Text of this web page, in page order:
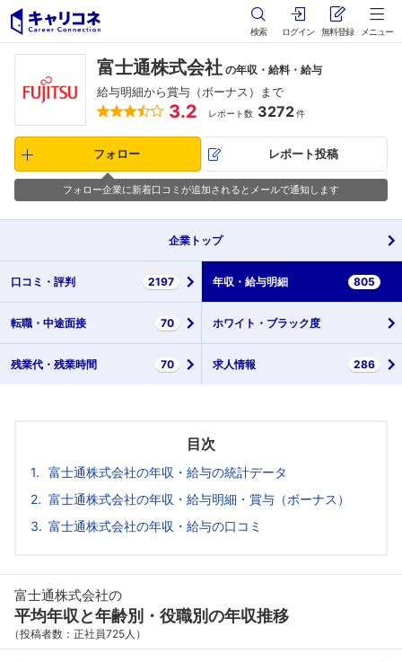
検索 ログイン 無料登録 メニュー
富士通株式会社 の年収・給料・給与
給与明細から賞与（ボーナス）まで
3.2 レポート数 3272件
フォロー レポート投稿
フォロー企業に新着口コミが追加されるとメールで通知します
企業 トップ
口コミ・ 評判 2197 年収・ 給与明細 805
転職・ 中途面接 70 ホワイト・ ブラック度
残業代・ 残業時間 70 求人情報 286
目次
富士通株式会社の年収・給与の統計データ
富士通株式会社の年収・給与明細・賞与（ボーナス）
富士通株式会社の年収・給与の口コミ
富士通株式会社の
平均年収と年齢別・役職別の年収推移
（投稿者数：正社員725人）